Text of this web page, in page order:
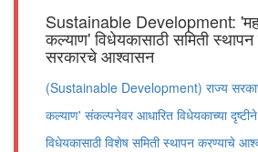
Sustainable Development:
कल्याण' विधेयकासाठी समिती
सरकारचे आश्वासन
(Sustainable Development) राज्य
कल्याण' संकल्पनेवर आधारित विधेयकाच्या
विधेयकासाठी विशेष समिती स्थापन करण्याचे